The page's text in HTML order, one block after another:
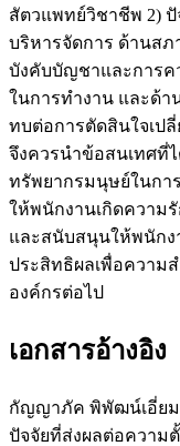
สัตวแพทย์วิชาชีพ 2)
บริหารจัดการ ด้านสภ
บังคับบัญชาและการ
ในการทำงาน และด้
ทบต่อการตัดสินใจเป
จึงควรนำข้อสนเทศที่
ทรัพยากรมนุษย์ในกา
ให้พนักงานเกิดความ
และสนับสนุนให้พนักง
ประสิทธิผลเพื่อความส
องค์กรต่อไป
เอกสารอ้างอิง
กัญญาภัค พิพัฒน์เอี่ยม
ปัจจัยที่ส่งผลต่อความ